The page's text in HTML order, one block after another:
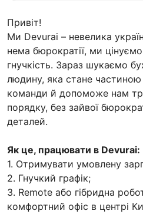
Привіт!
Ми Devurai – невелика
нема бюрократії, ми
гнучкість. Зараз шукаємо
людину, яка стане частиною
команди й допоможе нам
порядку, без зайвої
деталей.
Як це, працювати в Devurai:
1. Отримувати умовлену
2. Гнучкий графік;
3. Remote або гібридна
комфортний офіс в центрі